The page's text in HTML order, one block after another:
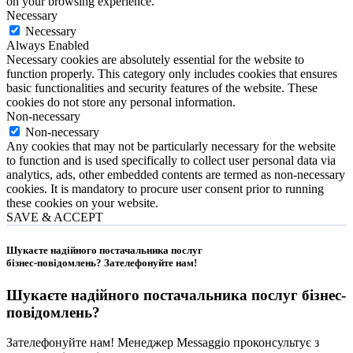
Necessary
Necessary
Always Enabled
Necessary cookies are absolutely essential for the website to
function properly. This category only includes cookies that ensures
basic functionalities and security features of the website. These
cookies do not store any personal information.
Non-necessary
Non-necessary
Any cookies that may not be particularly necessary for the website
to function and is used specifically to collect user personal data via
analytics, ads, other embedded contents are termed as non-necessary
cookies. It is mandatory to procure user consent prior to running
these cookies on your website.
SAVE & ACCEPT
Шукаєте надійного постачальника послуг
бізнес-повідомлень? Зателефонуйте нам!
Шукаєте надійного постачальника послуг бізнес-
повідомлень?
Зателефонуйте нам! Менеджер Messaggio проконсультує з